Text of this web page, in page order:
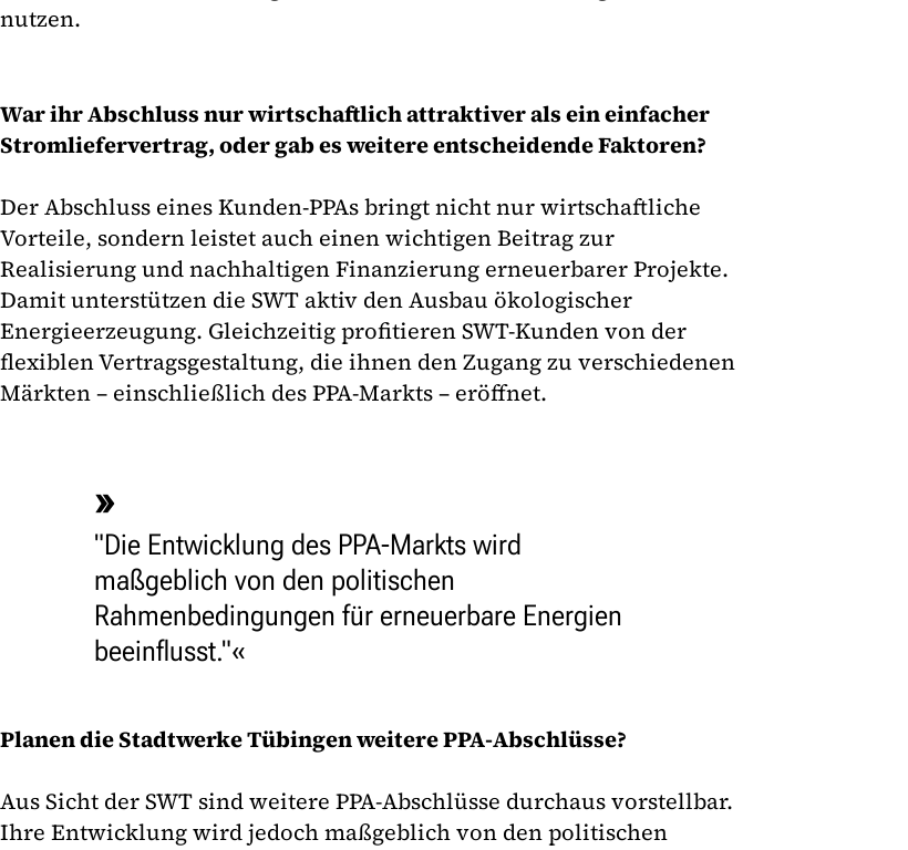
nutzen.
War ihr Abschluss nur wirtschaftlich attraktiver als ein einfacher
Stromliefervertrag, oder gab es weitere entscheidende Faktoren?
Der Abschluss eines Kunden-PPAs bringt nicht nur wirtschaftliche
Vorteile, sondern leistet auch einen wichtigen Beitrag zur
Realisierung und nachhaltigen Finanzierung erneuerbarer Projekte.
Damit unterstützen die SWT aktiv den Ausbau ökologischer
Energieerzeugung. Gleichzeitig profitieren SWT-Kunden von der
flexiblen Vertragsgestaltung, die ihnen den Zugang zu verschiedenen
Märkten – einschließlich des PPA-Markts – eröffnet.
"Die Entwicklung des PPA-Markts wird
maßgeblich von den politischen
Rahmenbedingungen für erneuerbare Energien
beeinflusst."
Planen die Stadtwerke Tübingen weitere PPA-Abschlüsse?
Aus Sicht der SWT sind weitere PPA-Abschlüsse durchaus vorstellbar.
Ihre Entwicklung wird jedoch maßgeblich von den politischen